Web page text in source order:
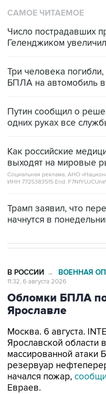
САМОЕ ЧИТАЕМОЕ
Число пострадавших
Геленджиком
Три человека
БПЛА на автомобиль
Путин сообщил о
одних руках все
Как российские
выходят на мировые
Социальная реклама, АНО
ИНН 7725383515 Erid:
Трамп заявил, что
начнутся в
В РОССИИ → ВОЕННАЯ
11:32, 6 августа 2026
Обломки БПЛА
Ярославле
Москва. 6 августа.
Ярославской области
массированной
резервуар
начался пожар,
Евраев.